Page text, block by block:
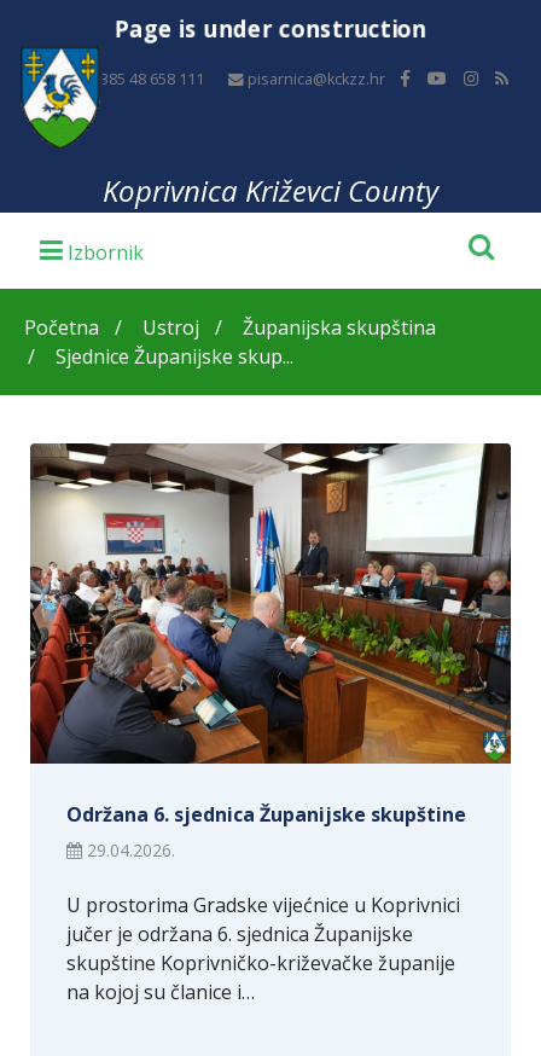
Page is under construction
+385 48 658 111 pisarnica@kckzz.hr
Koprivnica Križevci County
Početna Ustroj
Županijska skupština
Sjednice Županijske skup...
Održana 6. sjednica Županijske skupštine
29.04.2026.
U prostorima Gradske vijećnice u Koprivnici
jučer je održana 6. sjednica Županijske
skupštine Koprivničko-križevačke županije
na kojoj su članice i…